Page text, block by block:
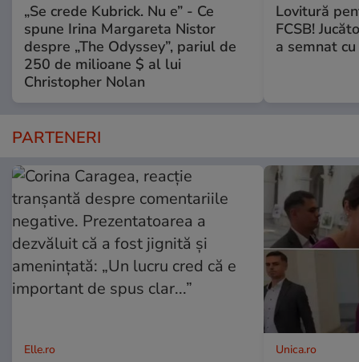
„Se crede Kubrick. Nu e” - Ce
spune Irina Margareta Nistor
despre „The Odyssey”, pariul de
250 de milioane $ al lui
Christopher Nolan
Lovitură
FCSB!
a semnat
PARTENERI
Elle.ro Unica.ro